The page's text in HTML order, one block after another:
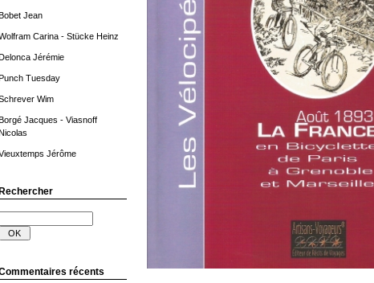
Jean
Carina - Stücke Heinz
Jérémie
Tuesday
Wim
Jacques - Viasnoff
Jérôme
Rechercher
récents